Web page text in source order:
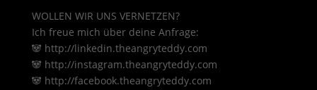
WOLLEN WIR UNS VERNETZEN?
Ich freue mich über deine Anfrage:
🐼 http://linkedin.theangryteddy.com
🐼 http://instagram.theangryteddy.com
🐼 http://facebook.theangryteddy.com